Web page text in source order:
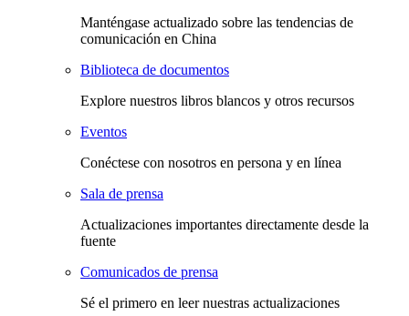
Manténgase actualizado sobre las tendencias de
comunicación en China
Biblioteca de documentos
Explore nuestros libros blancos y otros recursos
Eventos
Conéctese con nosotros en persona y en línea
Sala de prensa
Actualizaciones importantes directamente desde la
fuente
Comunicados de prensa
Sé el primero en leer nuestras actualizaciones